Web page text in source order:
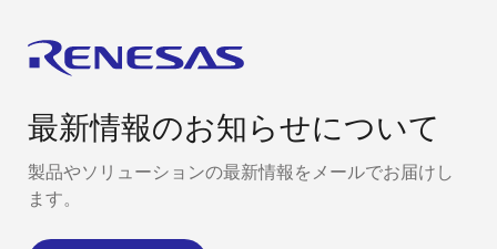
最新情報のお知らせについて
製品やソリューションの最新情報をメールでお届けし
ます。